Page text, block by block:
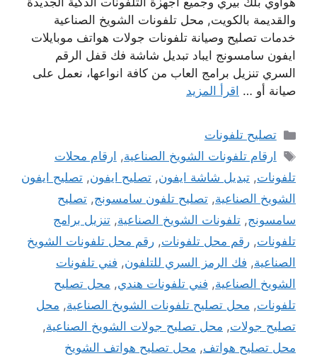
والقديمة بالكويت, محل تلفونات الشويخ الصناعية
خدمات تصليح وصيانة تلفونات جولات هواتف موبايلات
ايفون سامسونج ايباد تبديل شاشة فك قفل الرقم
السري تنزيل برامج العاب من كافة انواعها، نعمل على
صيانة أو … اقرأ المزيد
التصنيفات
تصليح تلفونات
الوسوم
ارقام تلفونات الشويخ الصناعية, ارقام محلات
تلفونات, تبديل شاشة ايفون, تصليح ايفون, تصليح ايفون
الشويخ الصناعية, تصليح تلفون سامسونج, تصليح
سامسونج, تلفونات الشويخ الصناعية, تنزيل برامج
تلفونات, رقم محل تلفونات, رقم محل تلفونات الشويخ
الصناعية, فك الرمز السري للتلفون, فني تلفونات
الشويخ الصناعية, فني تلفونات هندي, محل تصليح
تلفونات, محل تصليح تلفونات الشويخ الصناعية, محل
تصليح جولات, محل تصليح جولات الشويخ الصناعية,
محل تصليح هواتف, محل تصليح هواتف الشويخ